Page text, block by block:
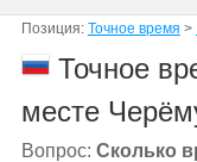
Позиция: Точное время >
Точное
месте
Вопрос: Сколько